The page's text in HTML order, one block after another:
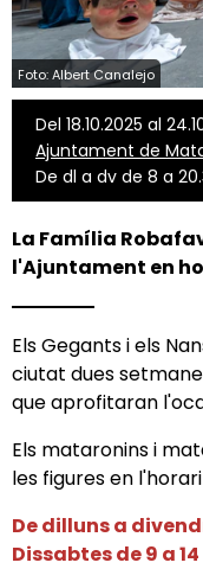
Foto: Albert Canalejo
Del 18.10.2025 al
Ajuntament de
De dl a dv de 8 a
La Família
l'Ajuntament en
Els Gegants i els
ciutat dues
que aprofitaran
Els mataronins i
les figures en
De dilluns a
Dissabtes de 9 a 14